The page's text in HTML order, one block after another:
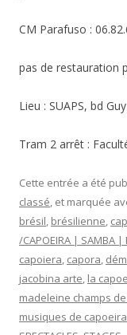
CM Parafuso :
pas de restauration
Lieu : SUAPS, bd
Tram 2 arrêt :
Cette entrée a été
classé, et marquée
brésil, brésilienne,
/CAPOEIRA | SAMBA |
capoiera, capora,
jacobina arte, la
madeleine champs
musiques de capoeira